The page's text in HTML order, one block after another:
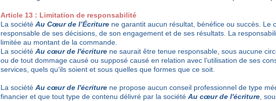
Article 13 : Limitation de responsabilité
La société Au Cœur de l’Écriture ne garantit aucun résultat, bénéfice ou succès. Le
responsable de ses décisions, de son engagement et de ses résultats. La
limitée au montant de la commande.
La société Au cœur de l'écriture ne saurait être tenue responsable, sous aucune
ou de tout dommage causé ou supposé causé en relation avec l’utilisation de ses
services, quels qu’ils soient et sous quelles que formes que ce soit.
La société Au cœur de l'écriture ne propose aucun conseil professionnel de type
financier et que tout type de contenu délivré par la société Au cœur de l'écriture ,